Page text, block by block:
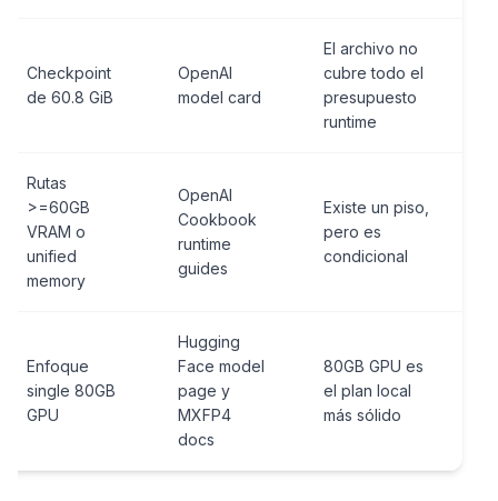
Checkpoint
de 60.8 GiB
OpenAI
model card
El archivo no
cubre todo el
presupuesto
runtime
Rutas
>=60GB
VRAM o
unified
memory
OpenAI
Cookbook
runtime
guides
Existe un piso,
pero es
condicional
Enfoque
single 80GB
GPU
Hugging
Face model
page y
MXFP4
docs
80GB GPU es
el plan local
más sólido